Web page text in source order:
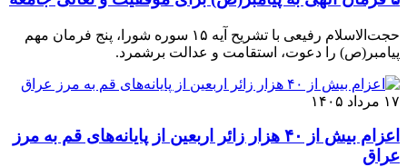
حجت‌الاسلام رفیعی با تشریح آیه ۱۵ سوره شورا، پنج فرمان مهم
پیامبر(ص) را دعوت، استقامت و عدالت برشمرد.
۱۷ مرداد ۱۴۰۵
اعزام بیش از ۴۰ هزار زائر اربعین از پایانه‌های قم به مرز
عراق